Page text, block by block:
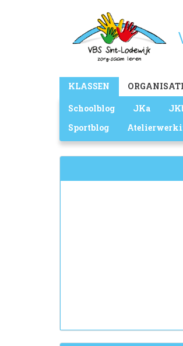
Main
menu
KLASSEN
Schoolblog JKa
Sportblog
Zoekveld